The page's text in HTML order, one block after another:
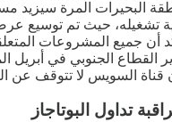
حيث تم توسيع
إلى 8 سفن إضافية يوميا. وأكد أن
ساعة، حيث تقدم الخدمات الملاحية بأعلى مستوى
تداول البوتاجاز